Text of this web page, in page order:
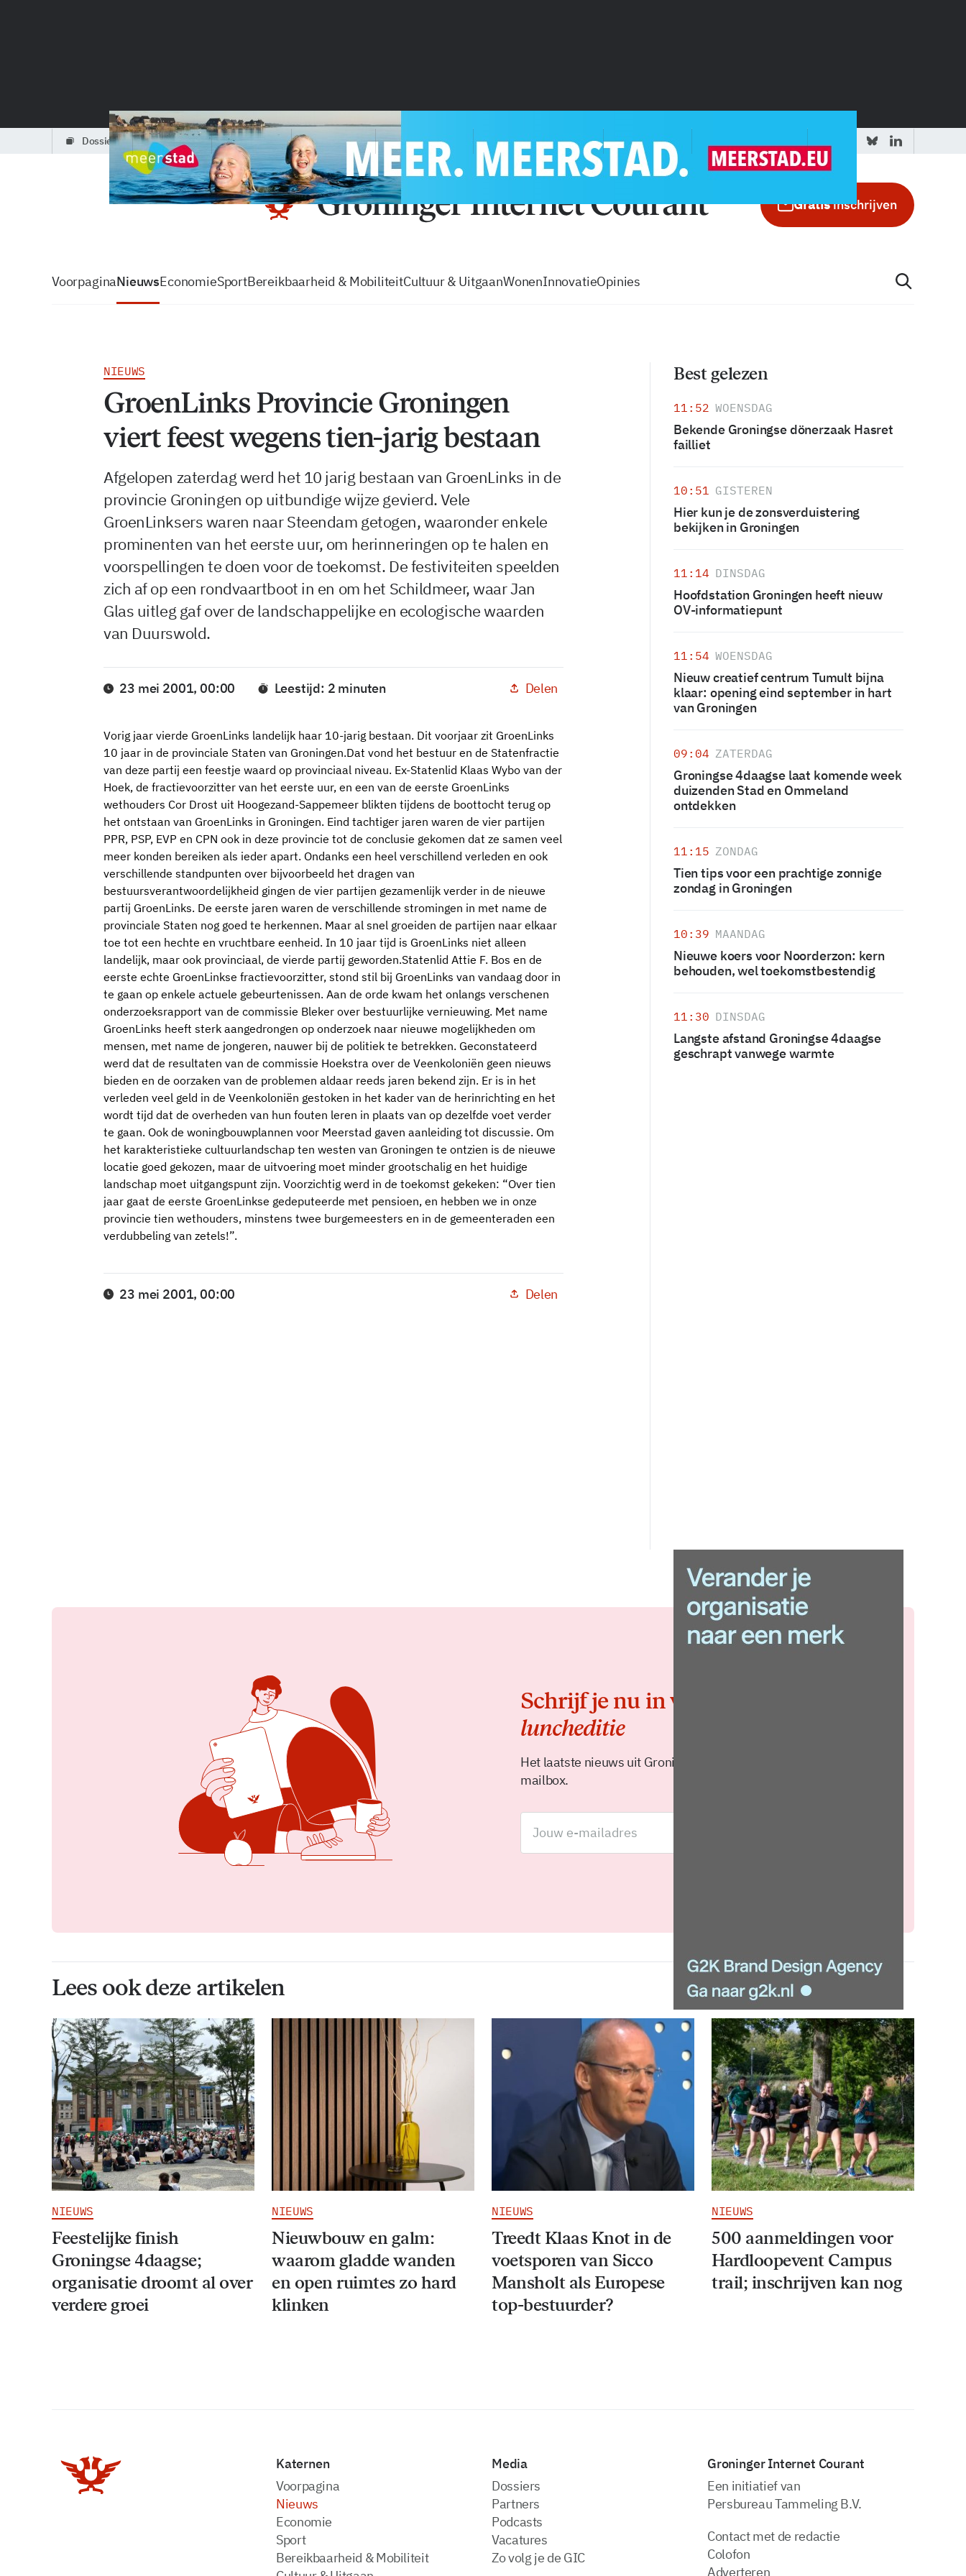
dossiers partners podcasts vacatures zo volg je de GIC Tip de redactie
Gratisinschrijven
VoorpaginaNieuwsEconomieSportBereikbaarheid & MobiliteitCultuur & UitgaanWonenInnovatieOpinies
NIEUWS
GroenLinks Provincie Groningen
viert feest wegens tien-jarig bestaan
Afgelopen zaterdag werd het 10 jarig bestaan van GroenLinks in de
provincie Groningen op uitbundige wijze gevierd. Vele
GroenLinksers waren naar Steendam getogen, waaronder enkele
prominenten van het eerste uur, om herinneringen op te halen en
voorspellingen te doen voor de toekomst. De festiviteiten speelden
zich af op een rondvaartboot in en om het Schildmeer, waar Jan
Glas uitleg gaf over de landschappelijke en ecologische waarden
van Duurswold.
23 mei 2001, 00:00 Leestijd: 2 minuten Delen
Vorig jaar vierde GroenLinks landelijk haar 10-jarig bestaan. Dit voorjaar zit GroenLinks
10 jaar in de provinciale Staten van Groningen.Dat vond het bestuur en de Statenfractie
van deze partij een feestje waard op provinciaal niveau. Ex-Statenlid Klaas Wybo van der
Hoek, de fractievoorzitter van het eerste uur, en een van de eerste GroenLinks
wethouders Cor Drost uit Hoogezand-Sappemeer blikten tijdens de boottocht terug op
het ontstaan van GroenLinks in Groningen. Eind tachtiger jaren waren de vier partijen
PPR, PSP, EVP en CPN ook in deze provincie tot de conclusie gekomen dat ze samen veel
meer konden bereiken als ieder apart. Ondanks een heel verschillend verleden en ook
verschillende standpunten over bijvoorbeeld het dragen van
bestuursverantwoordelijkheid gingen de vier partijen gezamenlijk verder in de nieuwe
partij GroenLinks. De eerste jaren waren de verschillende stromingen in met name de
provinciale Staten nog goed te herkennen. Maar al snel groeiden de partijen naar elkaar
toe tot een hechte en vruchtbare eenheid. In 10 jaar tijd is GroenLinks niet alleen
landelijk, maar ook provinciaal, de vierde partij geworden.Statenlid Attie F. Bos en de
eerste echte GroenLinkse fractievoorzitter, stond stil bij GroenLinks van vandaag door in
te gaan op enkele actuele gebeurtenissen. Aan de orde kwam het onlangs verschenen
onderzoeksrapport van de commissie Bleker over bestuurlijke vernieuwing. Met name
GroenLinks heeft sterk aangedrongen op onderzoek naar nieuwe mogelijkheden om
mensen, met name de jongeren, nauwer bij de politiek te betrekken. Geconstateerd
werd dat de resultaten van de commissie Hoekstra over de Veenkoloniën geen nieuws
bieden en de oorzaken van de problemen aldaar reeds jaren bekend zijn. Er is in het
verleden veel geld in de Veenkoloniën gestoken in het kader van de herinrichting en het
wordt tijd dat de overheden van hun fouten leren in plaats van op dezelfde voet verder
te gaan. Ook de woningbouwplannen voor Meerstad gaven aanleiding tot discussie. Om
het karakteristieke cultuurlandschap ten westen van Groningen te ontzien is de nieuwe
locatie goed gekozen, maar de uitvoering moet minder grootschalig en het huidige
landschap moet uitgangspunt zijn. Voorzichtig werd in de toekomst gekeken: “Over tien
jaar gaat de eerste GroenLinkse gedeputeerde met pensioen, en hebben we in onze
provincie tien wethouders, minstens twee burgemeesters en in de gemeenteraden een
verdubbeling van zetels!”.
23 mei 2001, 00:00 Delen
Best gelezen
11:52 WOENSDAG
Bekende Groningse dönerzaak Hasret
failliet
10:51 GISTEREN
Hier kun je de zonsverduistering
bekijken in Groningen
11:14 DINSDAG
Hoofdstation Groningen heeft nieuw
OV-informatiepunt
11:54 WOENSDAG
Nieuw creatief centrum Tumult bijna
klaar: opening eind september in hart
van Groningen
09:04 ZATERDAG
Groningse 4daagse laat komende week
duizenden Stad en Ommeland
ontdekken
11:15 ZONDAG
Tien tips voor een prachtige zonnige
zondag in Groningen
10:39 MAANDAG
Nieuwe koers voor Noorderzon: kern
behouden, wel toekomstbestendig
11:30 DINSDAG
Langste afstand Groningse 4daagse
geschrapt vanwege warmte
Schrijf je nu in voor de
luncheditie
Het laatste nieuws uit Groningen elke middag in je
mailbox.
Lees ook deze artikelen
NIEUWS
Feestelijke finish
Groningse 4daagse;
organisatie droomt al over
verdere groei
NIEUWS
Nieuwbouw en galm:
waarom gladde wanden
en open ruimtes zo hard
klinken
NIEUWS
Treedt Klaas Knot in de
voetsporen van Sicco
Mansholt als Europese
top-bestuurder?
NIEUWS
500 aanmeldingen voor
Hardloopevent Campus
trail; inschrijven kan nog
Katernen
Voorpagina
Nieuws
Economie
Sport
Bereikbaarheid & Mobiliteit
Media
dossiers
partners
podcasts
vacatures
zo volg je de GIC
Groninger Internet Courant
Een initiatief van
Persbureau Tammeling B.V.
Contact met de redactie
Colofon
Adverteren